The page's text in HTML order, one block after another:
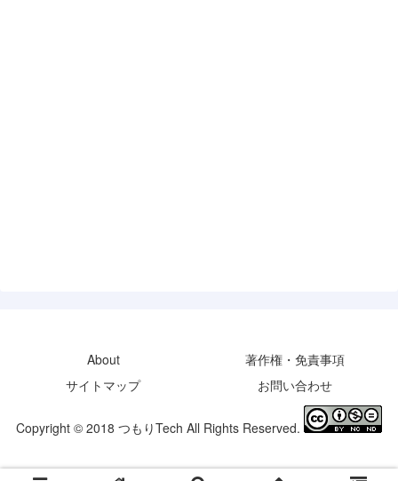
About
著作権・免責事項
サイトマップ
お問い合わせ
Copyright © 2018 つもりTech All Rights Reserved.